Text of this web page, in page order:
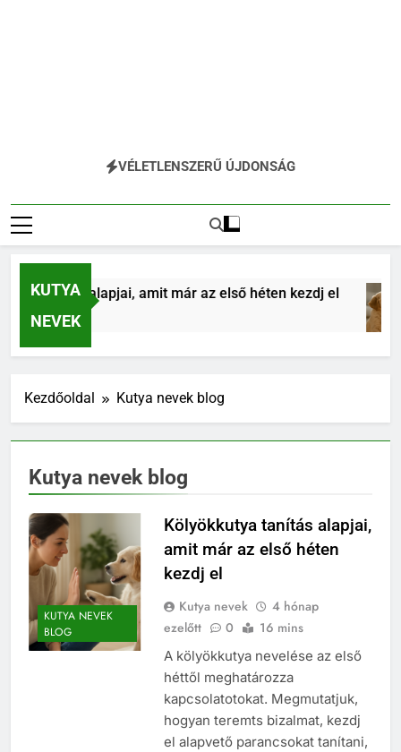
VÉLETLENSZERŰ ÚJDONSÁG
KUTYA
NEVEK
alapjai, amit már az első héten kezdj el
Kezdőoldal Kutya nevek blog
Kutya nevek blog
KUTYA NEVEK
BLOG
Kölyökkutya tanítás alapjai,
amit már az első héten
kezdj el
Kutya nevek
4 hónap
ezelőtt
0 16 mins
A kölyökkutya nevelése az első
héttől meghatározza
kapcsolatotokat. Megmutatjuk,
hogyan teremts bizalmat, kezdj
el alapvető parancsokat tanítani,